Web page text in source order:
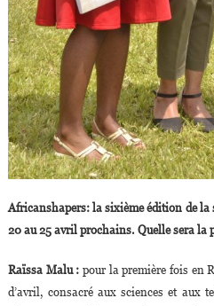
Africanshapers: la sixième édition de la
20 au 25 avril prochains. Quelle sera la
Raïssa Malu : pour la première fois en
d’avril, consacré aux sciences et aux